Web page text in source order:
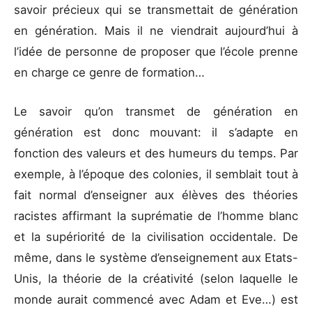
savoir précieux qui se transmettait de génération
en génération. Mais il ne viendrait aujourd’hui à
l’idée de personne de proposer que l’école prenne
en charge ce genre de formation…
Le savoir qu’on transmet de génération en
génération est donc mouvant: il s’adapte en
fonction des valeurs et des humeurs du temps. Par
exemple, à l’époque des colonies, il semblait tout à
fait normal d’enseigner aux élèves des théories
racistes affirmant la suprématie de l’homme blanc
et la supériorité de la civilisation occidentale. De
même, dans le système d’enseignement aux Etats-
Unis, la théorie de la créativité (selon laquelle le
monde aurait commencé avec Adam et Eve…) est